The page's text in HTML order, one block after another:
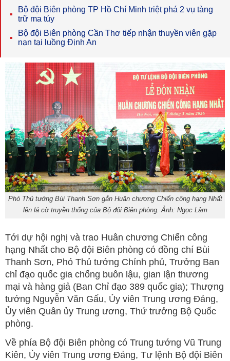
Bộ đội Biên phòng TP Hồ Chí Minh triệt phá 2 vụ tàng
trữ ma túy
Bộ đội Biên phòng Cần Thơ tiếp nhận thuyền viên gặp
nạn tại luồng Định An
Phó Thủ tướng Bùi Thanh Sơn gắn Huân chương Chiến công hạng Nhất
lên lá cờ truyền thống của Bộ đội Biên phòng. Ảnh: Ngọc Lâm
Tới dự hội nghị và trao Huân chương Chiến công
hạng Nhất cho Bộ đội Biên phòng có đồng chí Bùi
Thanh Sơn, Phó Thủ tướng Chính phủ, Trưởng Ban
chỉ đạo quốc gia chống buôn lậu, gian lận thương
mại và hàng giả (Ban Chỉ đạo 389 quốc gia); Thượng
tướng Nguyễn Văn Gấu, Ủy viên Trung ương Đảng,
Ủy viên Quân ủy Trung ương, Thứ trưởng Bộ Quốc
phòng.
Về phía Bộ đội Biên phòng có Trung tướng Vũ Trung
Kiên, Ủy viên Trung ương Đảng, Tư lệnh Bộ đội Biên